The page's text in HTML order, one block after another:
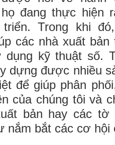
đang thực hiện
Trong khi
các nhà xuất
dụng kỹ thuật số.
dựng được nhiều
để giúp phân
của chúng tôi và
bản hay các
nắm bắt các cơ hội